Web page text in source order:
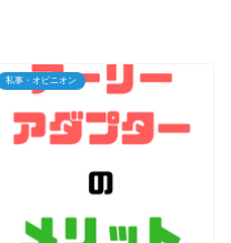
私事・オピニオン